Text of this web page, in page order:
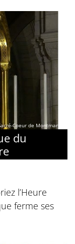
Coeur de Montmartre
du
l’Heure
ferme ses